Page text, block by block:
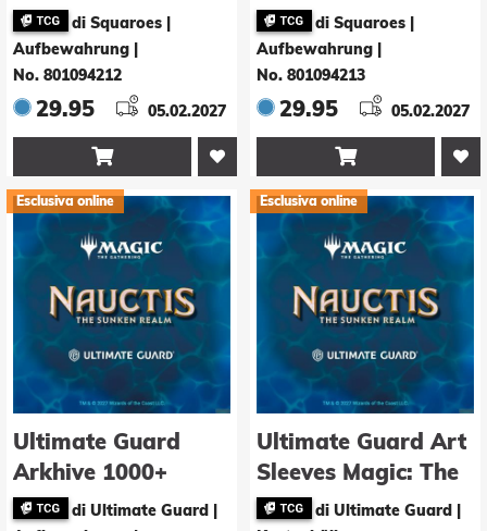
Gathering "Nauctis:
The Sunken Realm"
MTG016 - Character
1
di Squaroes |
Aufbewahrung
No. 801094212
29.95 05.02.2027

Gathering "Nauctis:
The Sunken Realm"
MTG017 - Character
2
di Squaroes |
Aufbewahrung
No. 801094213
29.95 05.02.2027

Esclusiva online
Ultimate Guard
Arkhive 1000+
Xenoskin Magic:
di Ultimate Guard |
Esclusiva online
Ultimate Guard Art
Sleeves Magic: The
Gathering "Nauctis:
di Ultimate Guard |